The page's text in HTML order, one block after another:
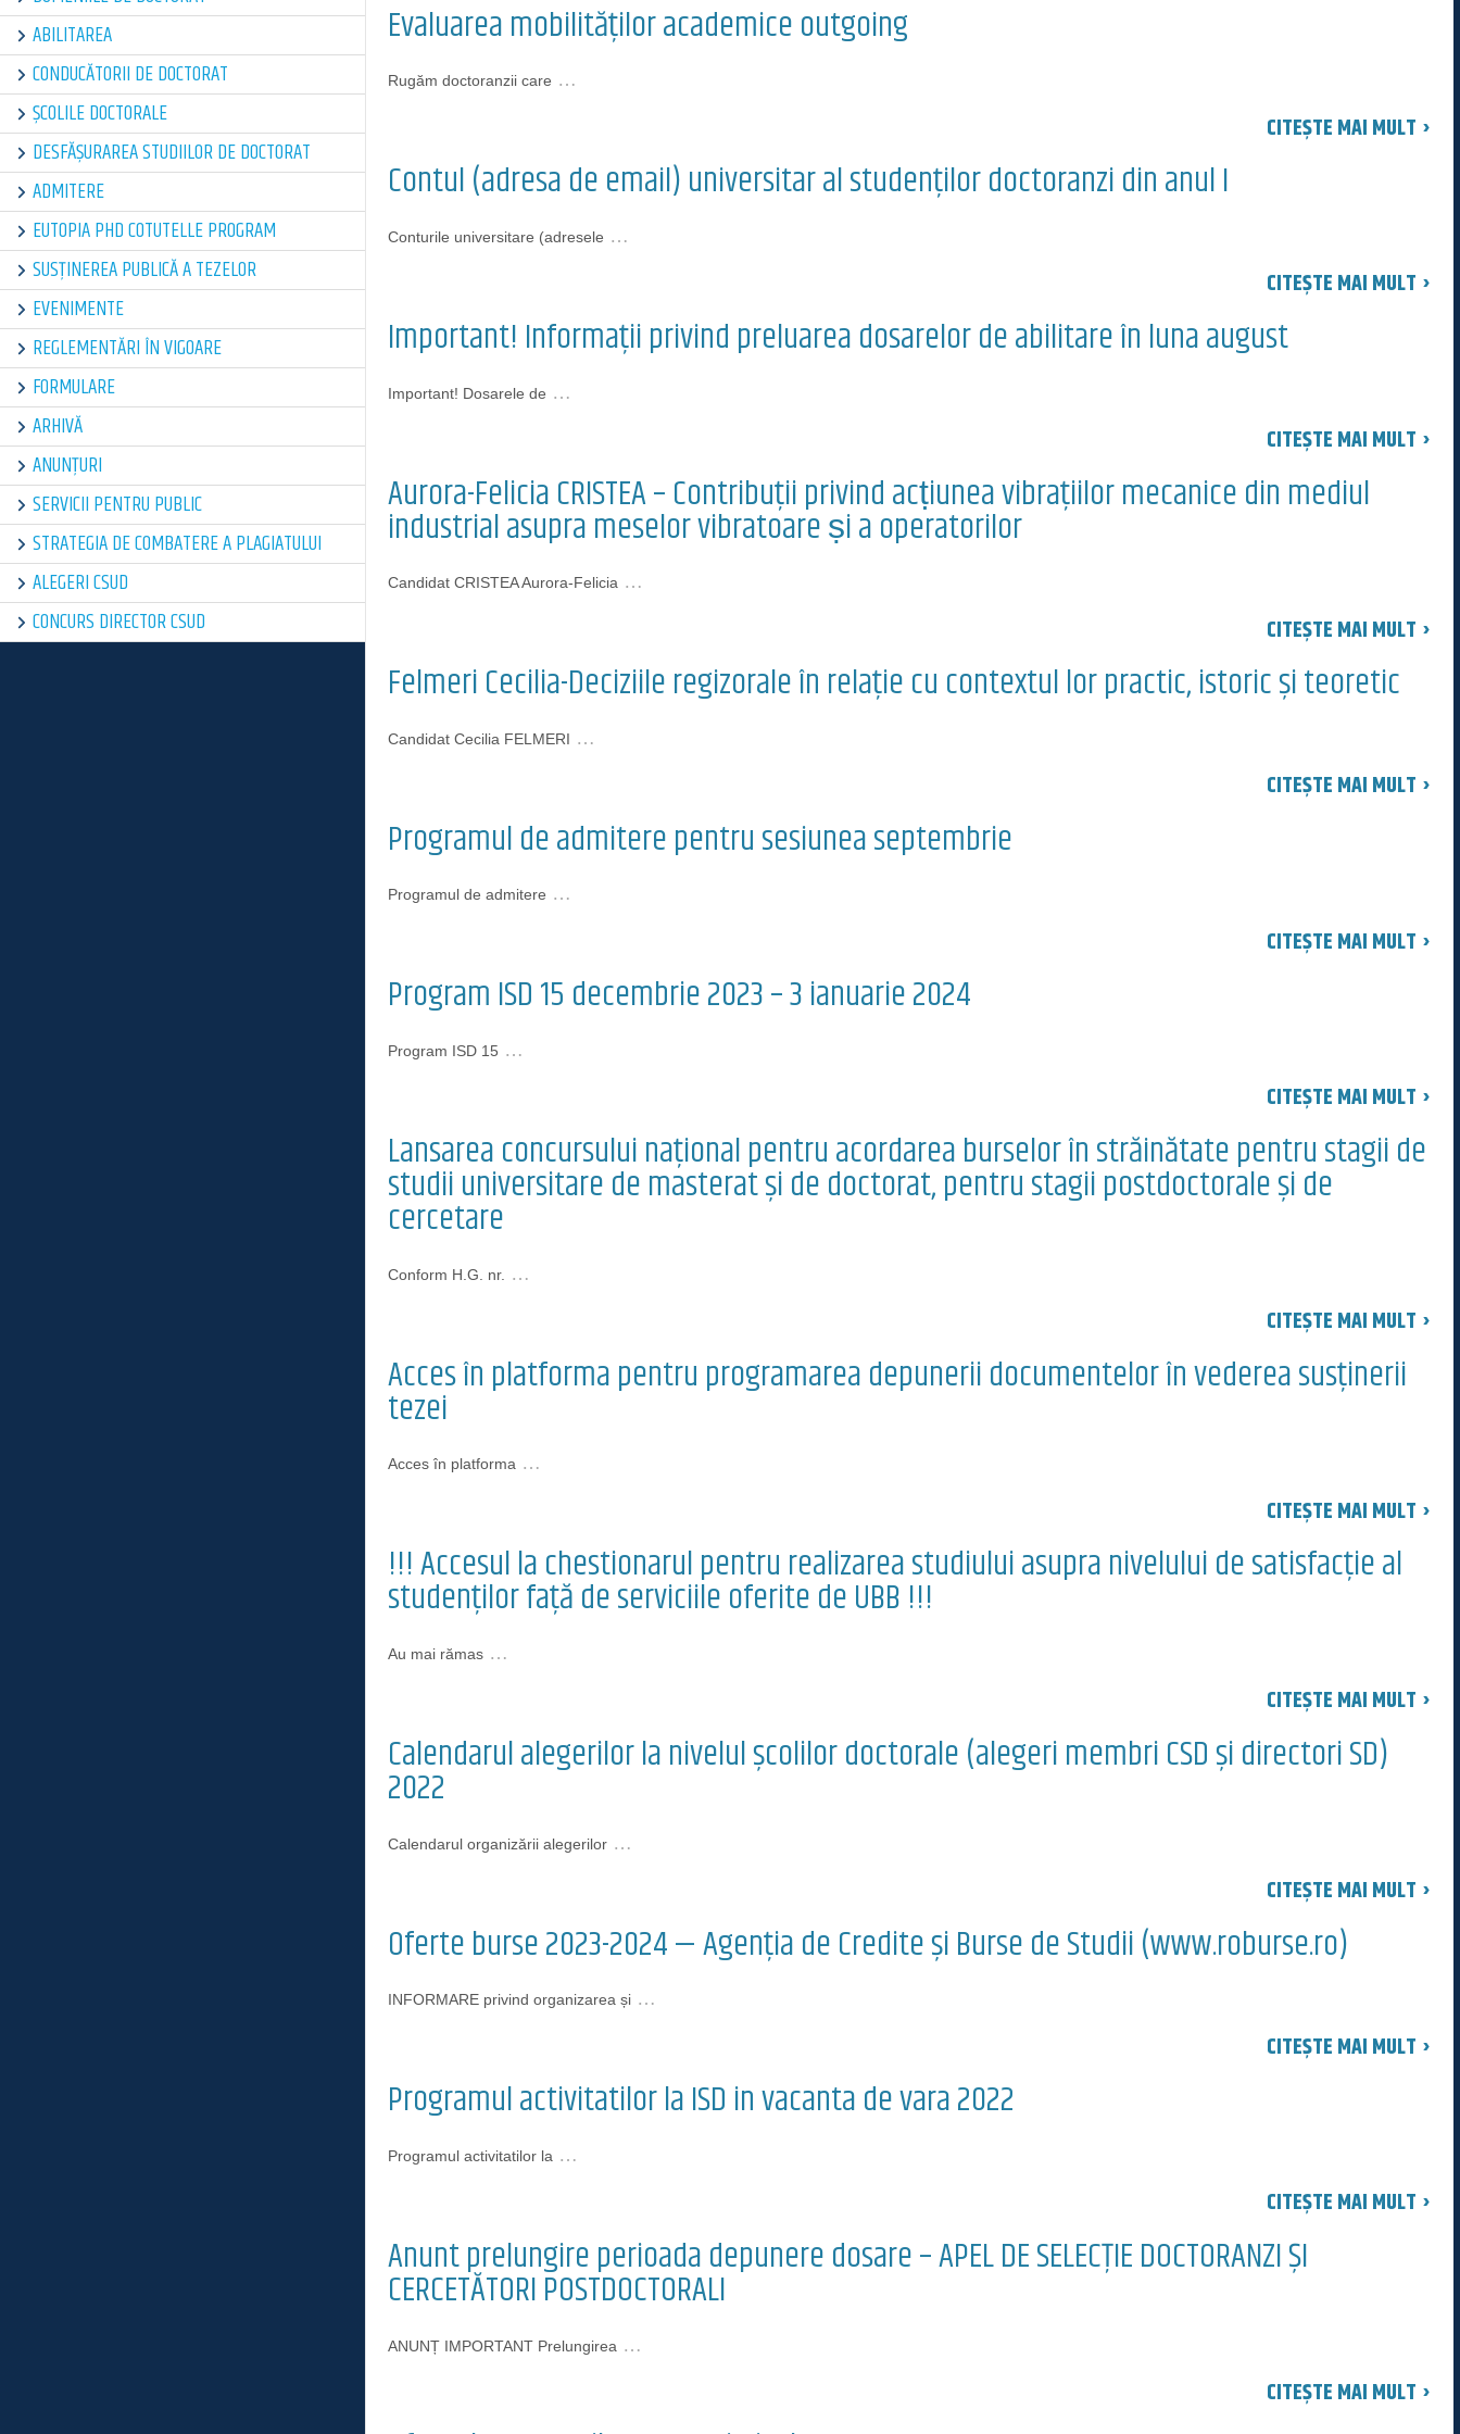
ABILITAREA
CONDUCĂTORII DE DOCTORAT
ȘCOLILE DOCTORALE
DESFĂȘURAREA STUDIILOR DE DOCTORAT
ADMITERE
EUTOPIA PHD COTUTELLE PROGRAM
SUSȚINEREA PUBLICĂ A TEZELOR
EVENIMENTE
REGLEMENTĂRI ÎN VIGOARE
FORMULARE
ARHIVĂ
ANUNȚURI
SERVICII PENTRU PUBLIC
STRATEGIA DE COMBATERE A PLAGIATULUI
ALEGERI CSUD
CONCURS DIRECTOR CSUD
Evaluarea mobilităților academice outgoing
Rugăm doctoranzii care …
CITEȘTE MAI MULT ›
Contul (adresa de email) universitar al studenților doctoranzi din anul I
Conturile universitare (adresele …
CITEȘTE MAI MULT ›
Important! Informații privind preluarea dosarelor de abilitare în luna august
Important! Dosarele de …
CITEȘTE MAI MULT ›
Aurora-Felicia CRISTEA – Contribuţii privind acṭiunea vibraţiilor mecanice din mediul
industrial asupra meselor vibratoare ṣi a operatorilor
Candidat CRISTEA Aurora-Felicia …
CITEȘTE MAI MULT ›
Felmeri Cecilia-Deciziile regizorale în relație cu contextul lor practic, istoric și teoretic
Candidat Cecilia FELMERI …
CITEȘTE MAI MULT ›
Programul de admitere pentru sesiunea septembrie
Programul de admitere …
CITEȘTE MAI MULT ›
Program ISD 15 decembrie 2023 – 3 ianuarie 2024
Program ISD 15 …
CITEȘTE MAI MULT ›
Lansarea concursului național pentru acordarea burselor în străinătate pentru stagii de
studii universitare de masterat și de doctorat, pentru stagii postdoctorale și de
cercetare
Conform H.G. nr. …
CITEȘTE MAI MULT ›
Acces în platforma pentru programarea depunerii documentelor în vederea susținerii
tezei
Acces în platforma …
CITEȘTE MAI MULT ›
!!! Accesul la chestionarul pentru realizarea studiului asupra nivelului de satisfacție al
studenților față de serviciile oferite de UBB !!!
Au mai rămas …
CITEȘTE MAI MULT ›
Calendarul alegerilor la nivelul școlilor doctorale (alegeri membri CSD și directori SD)
2022
Calendarul organizării alegerilor …
CITEȘTE MAI MULT ›
Oferte burse 2023-2024 — Agenția de Credite și Burse de Studii (www.roburse.ro)
INFORMARE privind organizarea și …
CITEȘTE MAI MULT ›
Programul activitatilor la ISD in vacanta de vara 2022
Programul activitatilor la …
CITEȘTE MAI MULT ›
Anunt prelungire perioada depunere dosare – APEL DE SELECȚIE DOCTORANZI ȘI
CERCETĂTORI POSTDOCTORALI
ANUNȚ IMPORTANT Prelungirea …
CITEȘTE MAI MULT ›